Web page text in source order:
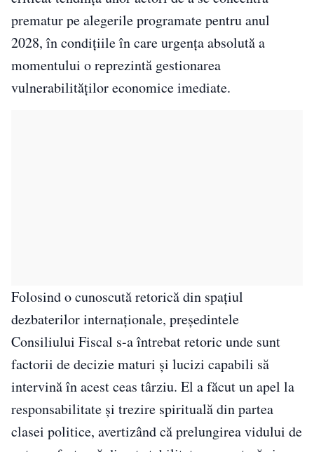
prematur pe alegerile programate pentru anul
2028, în condițiile în care urgența absolută a
momentului o reprezintă gestionarea
vulnerabilităților economice imediate.
Folosind o cunoscută retorică din spațiul
dezbaterilor internaționale, președintele
Consiliului Fiscal s-a întrebat retoric unde sunt
factorii de decizie maturi și lucizi capabili să
intervină în acest ceas târziu. El a făcut un apel la
responsabilitate și trezire spirituală din partea
clasei politice, avertizând că prelungirea vidului de